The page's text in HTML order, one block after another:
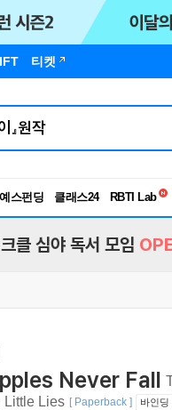
티켓
예스펀딩 클래스24
독서유형검사
크클 심야 독서 모임
Never Fall
Little Lies [ Paperback ] 바인딩